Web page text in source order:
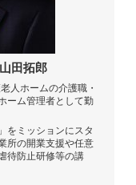
拓郎
人ホームの介護職・
ーム管理者として勤
をミッションにスタ
所の開業支援や任意
待防止研修等の講